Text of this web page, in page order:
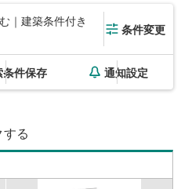
｜建築条件付き
条件変更
条件保存 通知設定
る